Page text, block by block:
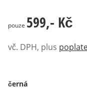
599,- Kč
pouze 599,- Kč
vč. DPH, plus
černá